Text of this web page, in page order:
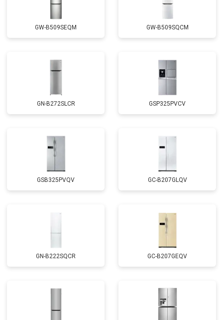
GW-B509SEQM GW-B509SQCM
GN-B272SLCR GSP325PVCV
GSB325PVQV GC-B207GLQV
GN-B222SQCR GC-B207GEQV